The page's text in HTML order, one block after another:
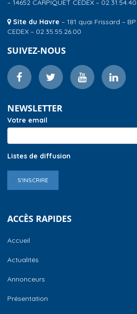
– 14652 CARPIQUET CEDEX –
Site du Havre – 181 quai Frissard – BP
CEDEX – 02.35.55.26.00
SUIVEZ-NOUS
NEWSLETTER
Votre email
Listes de diffusion
S'INSCRIRE
ACCÈS RAPIDES
Accueil
Actualités
Annonceurs
Présentation